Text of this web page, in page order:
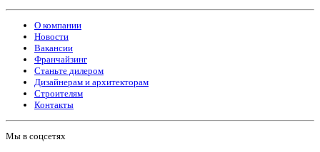
О компании
Новости
Вакансии
Франчайзинг
Станьте дилером
Дизайнерам и архитекторам
Строителям
Контакты
Мы в соцсетях